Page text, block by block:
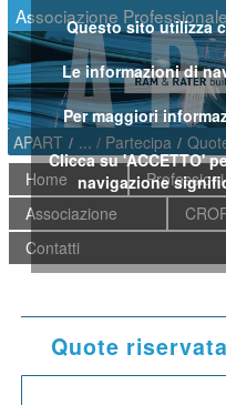
Salta al contenuto
Associazione
APART / Partecipa /
Home
Professioni
Associazione
Contatti
Quote
Questo sito utilizza
Le informazioni di
Per maggiori
Clicca su 'ACCETTO'
navigazione